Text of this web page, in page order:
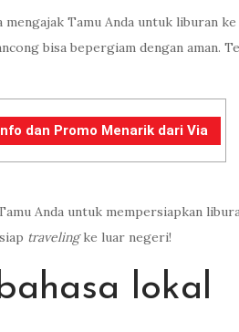
mengajak Tamu Anda untuk liburan
bisa bepergiam dengan
dan Promo Menarik dari Via
Anda untuk mempersiapkan
travelingke luar negeri!
lokal